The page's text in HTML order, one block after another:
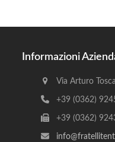
Informazioni
Via Arturo
+39 (0362)
+39 (0362)